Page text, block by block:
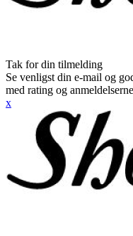
Tak for din tilmelding
Se venligst din e-mail og
med rating og
x